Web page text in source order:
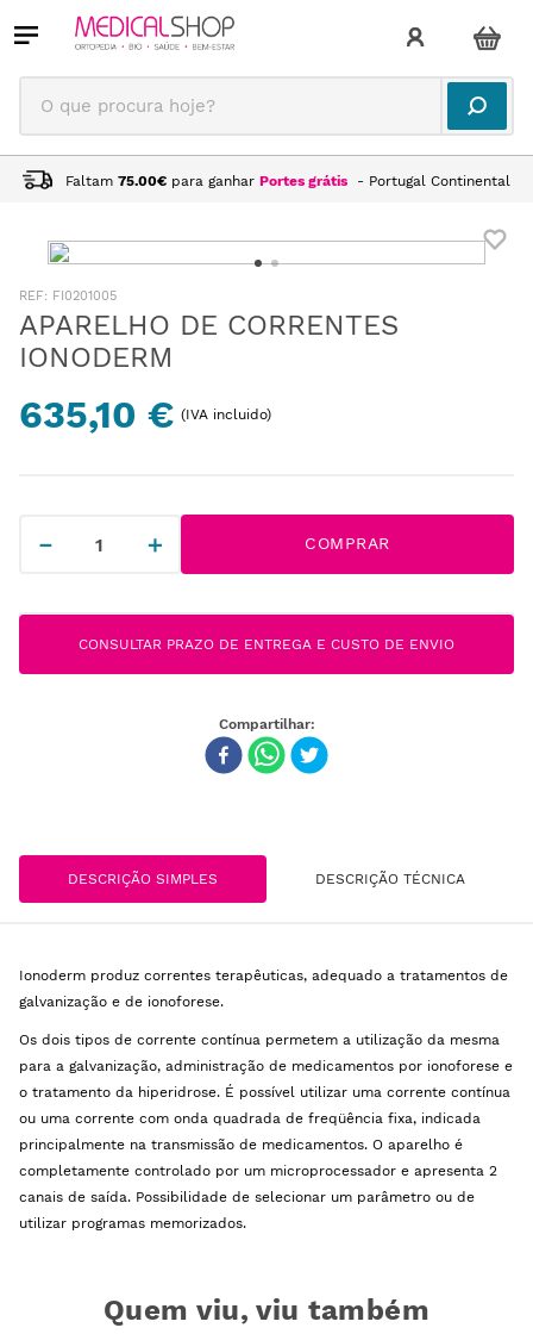
O que procura hoje?
Faltam 75.00€ para ganhar Portes grátis - Portugal Continental
: FI0201005
APARELHO DE CORRENTES
IONODERM
635,10 € (IVA incluido)
＋
－ COMPRAR
CONSULTAR PRAZO DE ENTREGA E CUSTO DE ENVIO
DESCRIÇÃO SIMPLES DESCRIÇÃO TÉCNICA
Ionoderm produz correntes terapêuticas, adequado a tratamentos de
galvanização e de ionoforese.
Os dois tipos de corrente contínua permetem a utilização da mesma
para a galvanização, administração de medicamentos por ionoforese e
o tratamento da hiperidrose. É possível utilizar uma corrente contínua
ou uma corrente com onda quadrada de freqüência fixa, indicada
principalmente na transmissão de medicamentos. O aparelho é
completamente controlado por um microprocessador e apresenta 2
canais de saída. Possibilidade de selecionar um parâmetro ou de
utilizar programas memorizados.
Quem viu, viu também